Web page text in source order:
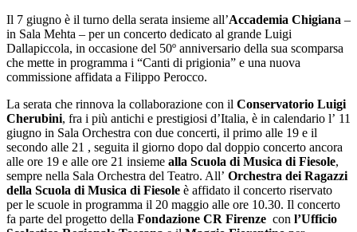
Il 7 giugno è il turno della serata insieme all’Accademia Chigiana –
in Sala Mehta – per un concerto dedicato al grande Luigi
Dallapiccola, in occasione del 50º anniversario della sua scomparsa
che mette in programma i “Canti di prigionia” e una nuova
commissione affidata a Filippo Perocco.
La serata che rinnova la collaborazione con il Conservatorio Luigi
Cherubini, fra i più antichi e prestigiosi d’Italia, è in calendario l’ 11
giugno in Sala Orchestra con due concerti, il primo alle 19 e il
secondo alle 21 , seguita il giorno dopo dal doppio concerto ancora
alle ore 19 e alle ore 21 insieme alla Scuola di Musica di Fiesole,
sempre nella Sala Orchestra del Teatro. All’ Orchestra dei Ragazzi
della Scuola di Musica di Fiesole è affidato il concerto riservato
per le scuole in programma il 20 maggio alle ore 10.30. Il concerto
fa parte del progetto della Fondazione CR Firenze con l’Ufficio